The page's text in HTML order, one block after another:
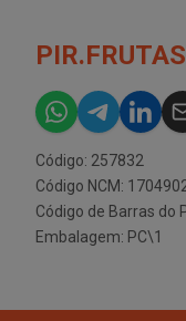
Código: 257832
Código NCM:
Código de Barras do
Embalagem: PC\1